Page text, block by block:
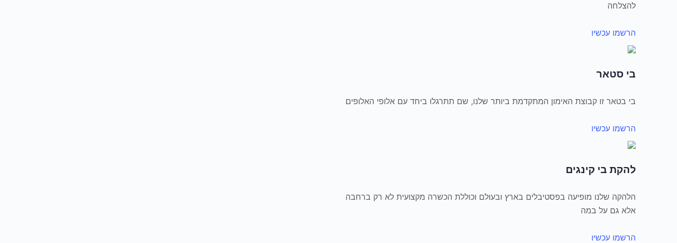
להצלחה
הרשמו עכשיו
בי סטאר
בי בטאר זו קבוצת האימון המתקדמת ביותר שלנו, שם תתרגלו ביחד עם אלופי האלופים
הרשמו עכשיו
להקת בי קינגים
הלהקה שלנו מופיעה בפסטיבלים בארץ ובעולם וכוללת הכשרה מקצועית לא רק ברחבה
אלא גם על במה
הרשמו עכשיו